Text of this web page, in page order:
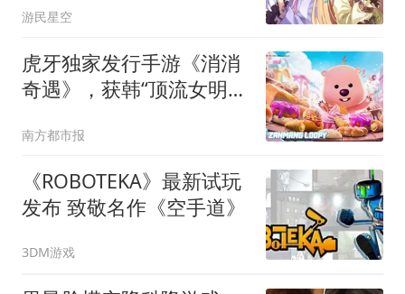
游民星空
虎牙独家发行手游《消消
奇遇》，获韩“顶流女明
南方都市报
《ROBOTEKA》最新试玩
发布 致敬名作《空手道》
3DM游戏